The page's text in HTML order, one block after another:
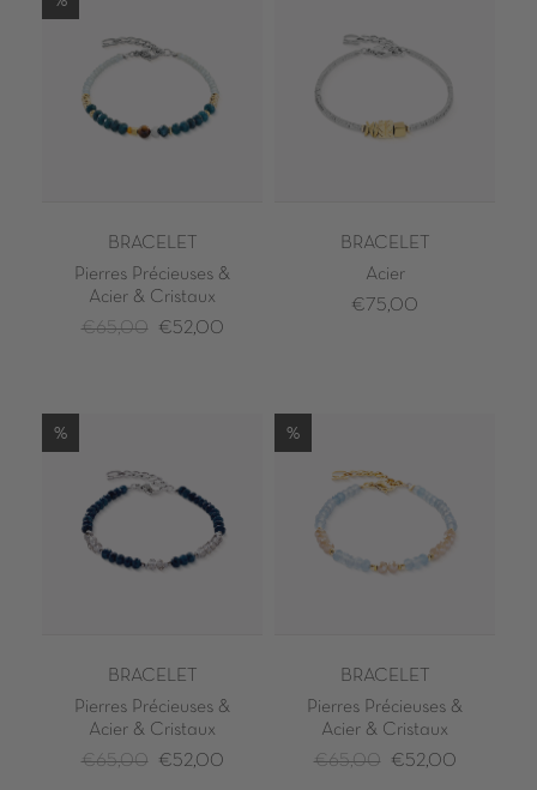
BRACELET
Pierres Précieuses &
Acier & Cristaux
€65,00
€52,00
BRACELET
Acier
€75,00
%
BRACELET
Pierres Précieuses &
Acier & Cristaux
€65,00
€52,00
%
BRACELET
Pierres Précieuses &
Acier & Cristaux
€65,00
€52,00